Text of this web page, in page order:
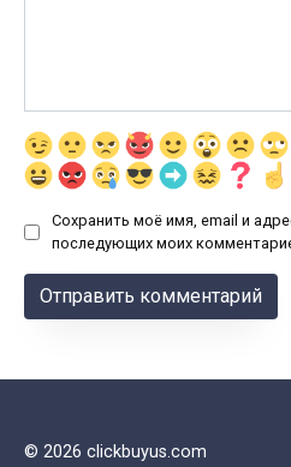
Сохранить моё имя, email и
последующих моих
© 2026 clickbuyus.com